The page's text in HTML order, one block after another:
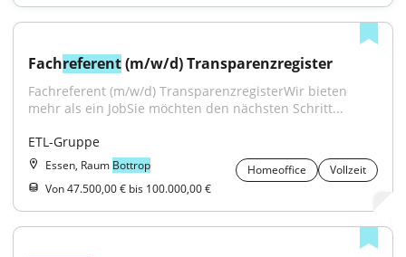
Fachreferent (m/w/d) Transparenzregister
Fachreferent (m/w/d) TransparenzregisterWir bieten
mehr als ein JobSie möchten den nächsten Schritt...
ETL-Gruppe
Essen, Raum Bottrop Homeoffice
Vollzeit
Von 47.500,00 € bis 100.000,00 €